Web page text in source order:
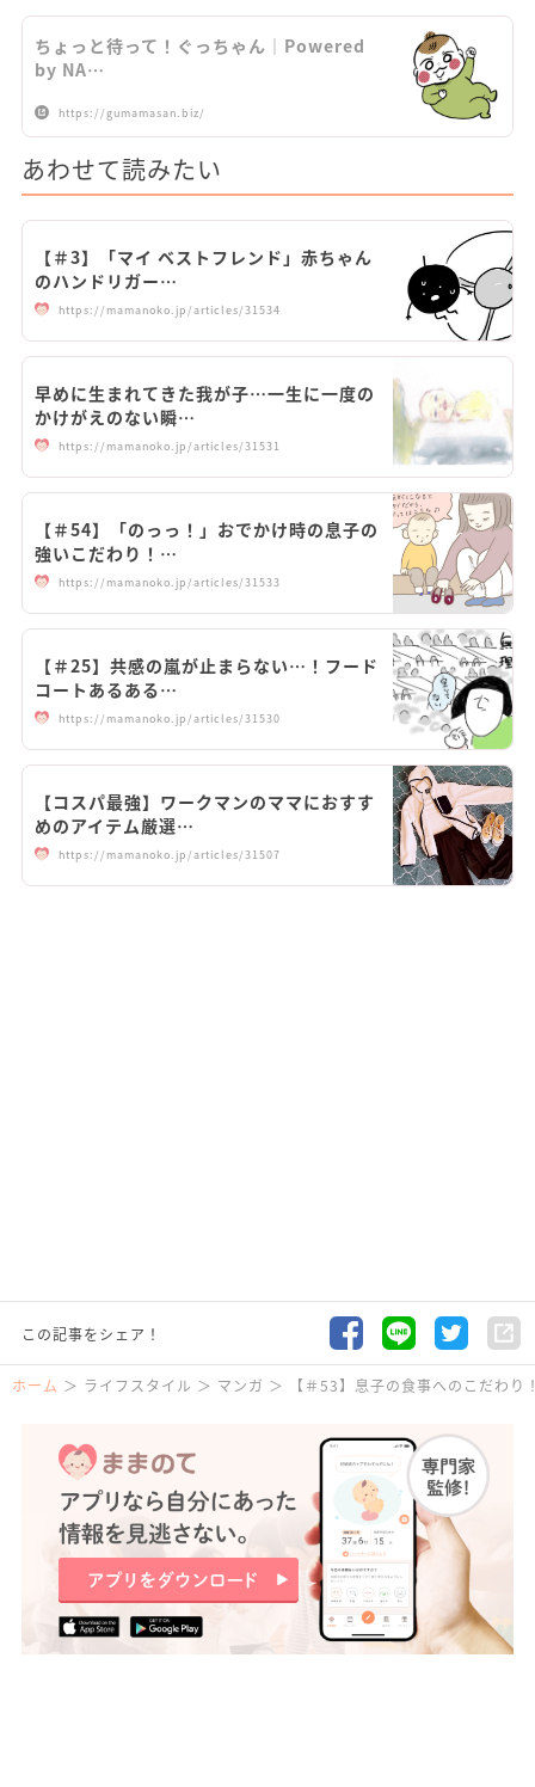
ちょっと待って！ぐっちゃん｜Powered
by NA…
https://gumamasan.biz/
あわせて読みたい
【＃3】「マイ ベストフレンド」赤ちゃん
のハンドリガー…
https://mamanoko.jp/articles/31534
早めに生まれてきた我が子…一生に一度の
かけがえのない瞬…
https://mamanoko.jp/articles/31531
【＃54】「のっっ！」おでかけ時の息子の
強いこだわり！…
https://mamanoko.jp/articles/31533
【＃25】共感の嵐が止まらない…！フード
コートあるある…
https://mamanoko.jp/articles/31530
【コスパ最強】ワークマンのママにおすす
めのアイテム厳選…
https://mamanoko.jp/articles/31507
この記事をシェア！
ホーム ライフスタイル マンガ 【＃53】息子の食事へのこだわ